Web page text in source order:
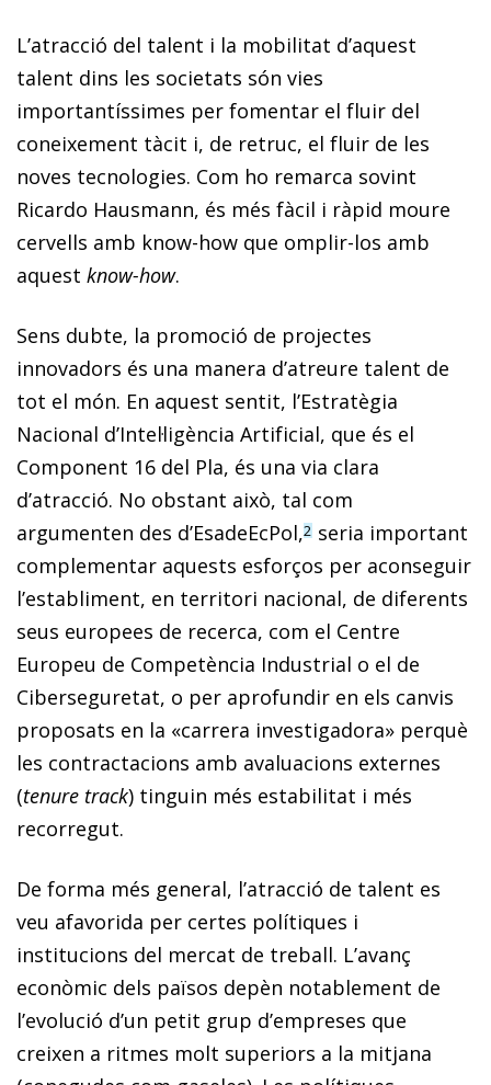
L’atracció del talent i la mobilitat d’aquest
talent dins les societats són vies
importantíssimes per fomentar el fluir del
coneixement tàcit i, de retruc, el fluir de les
noves tecnologies. Com ho remarca sovint
Ricardo Hausmann, és més fàcil i ràpid moure
cervells amb know-how que omplir-los amb
aquest know-how.
Sens dubte, la promoció de projectes
innovadors és una manera d’atreure talent de
tot el món. En aquest sentit, l’Estratègia
Nacional d’Intel·ligència Artificial, que és el
Component 16 del Pla, és una via clara
d’atracció. No obstant això, tal com
argumenten des d’EsadeEcPol,2 seria important
complementar aquests esforços per aconseguir
l’establiment, en territori nacional, de diferents
seus europees de recerca, com el Centre
Europeu de Competència Industrial o el de
Ciberseguretat, o per aprofundir en els canvis
proposats en la «carrera investigadora» perquè
les contractacions amb avaluacions externes
(tenure track) tinguin més estabilitat i més
recorregut.
De forma més general, l’atracció de talent es
veu afavorida per certes polítiques i
institucions del mercat de treball. L’avanç
econòmic dels països depèn notablement de
l’evolució d’un petit grup d’empreses que
creixen a ritmes molt superiors a la mitjana